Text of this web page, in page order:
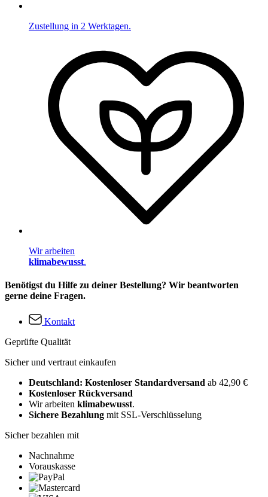
Zustellung in 2 Werktagen.
Wir arbeiten
klimabewusst.
Benötigst du Hilfe zu deiner Bestellung? Wir beantworten
gerne deine Fragen.
Kontakt
Geprüfte Qualität
Sicher und vertraut einkaufen
Deutschland: Kostenloser Standardversand ab 42,90 €
Kostenloser Rückversand
Wir arbeiten klimabewusst.
Sichere Bezahlung mit SSL-Verschlüsselung
Sicher bezahlen mit
Nachnahme
Vorauskasse